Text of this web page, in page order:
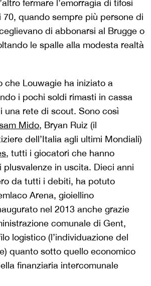
fermare l’emorragia di tifosi
70, quando sempre più persone di
di abbonarsi al Brugge o
le spalle alla modesta realtà
che Louwagie ha iniziato a
i pochi soldi rimasti in cassa
una rete di scout. Sono così
Mido, Bryan Ruiz (il
dell’Italia agli ultimi Mondiali)
, tutti i giocatori che hanno
plusvalenze in uscita. Dieci anni
da tutti i debiti, ha potuto
Arena, gioiellino
nel 2013 anche grazie
comunale di Gent,
logistico (l’individuazione del
quanto sotto quello economico
finanziaria intercomunale